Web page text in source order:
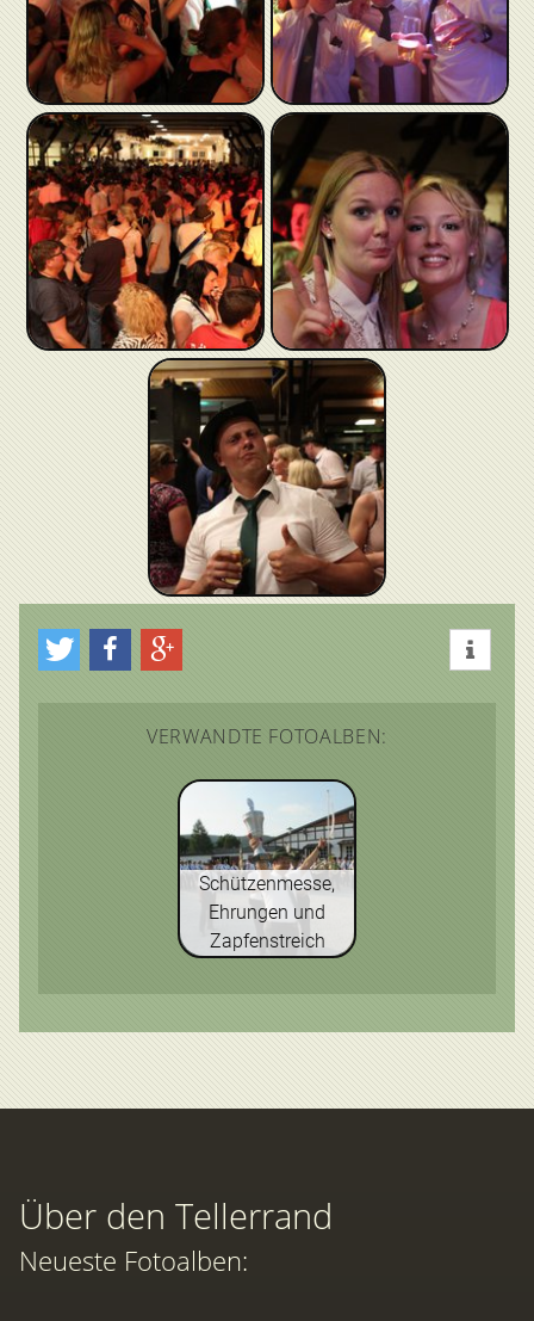
VERWANDTE FOTOALBEN:
Schützenmesse,
Ehrungen und
Zapfenstreich
Über den Tellerrand
Neueste Fotoalben: